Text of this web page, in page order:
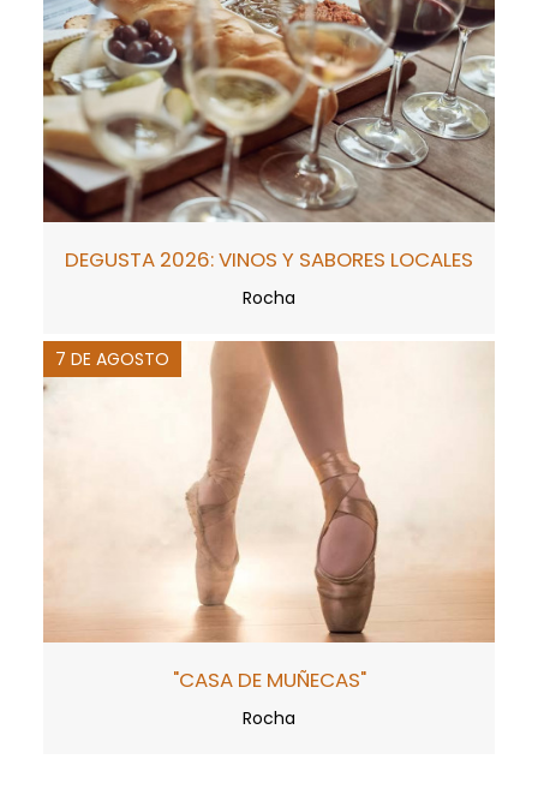
DEGUSTA 2026: VINOS Y SABORES LOCALES
Rocha
7 DE AGOSTO
"CASA DE MUÑECAS"
Rocha